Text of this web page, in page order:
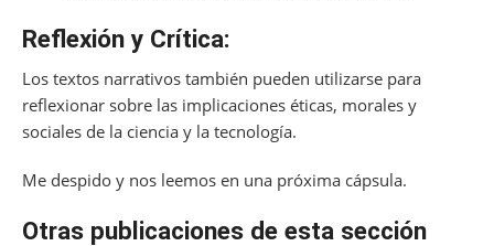
Reflexión y Crítica:
Los textos narrativos también pueden utilizarse para
reflexionar sobre las implicaciones éticas, morales y
sociales de la ciencia y la tecnología.
Me despido y nos leemos en una próxima cápsula.
Otras publicaciones de esta sección